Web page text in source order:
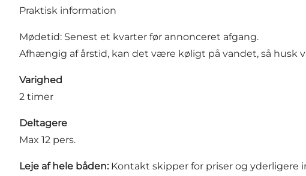
Praktisk information
Mødetid: Senest et kvarter før annonceret afgang.
Afhængig af årstid, kan det være køligt på vandet, så husk
Varighed
2 timer
Deltagere
Max 12 pers.
Leje af hele båden: Kontakt skipper for priser og yderligere